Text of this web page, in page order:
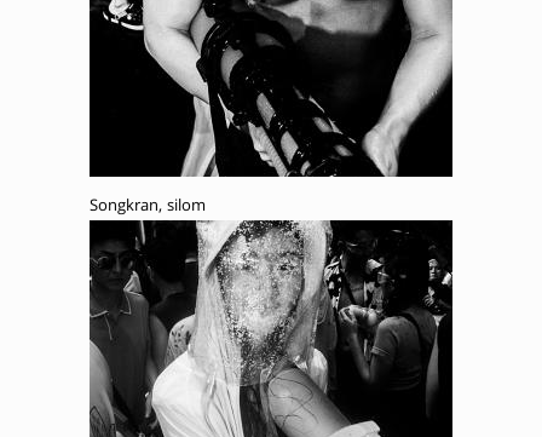
Songkran, silom